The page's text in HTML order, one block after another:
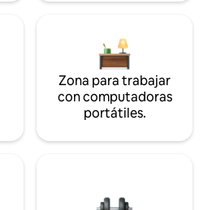
Zona para trabajar
con computadoras
portátiles.